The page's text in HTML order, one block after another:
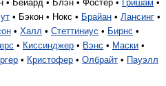
• Бейард • Блэн • Фостер • Гришам •
• Бэкон • Нокс • Брайан • Лансинг •
• Халл • Стеттиниус • Бирнс •
• Киссинджер • Вэнс • Маски •
• Кристофер • Олбрайт • Пауэлл